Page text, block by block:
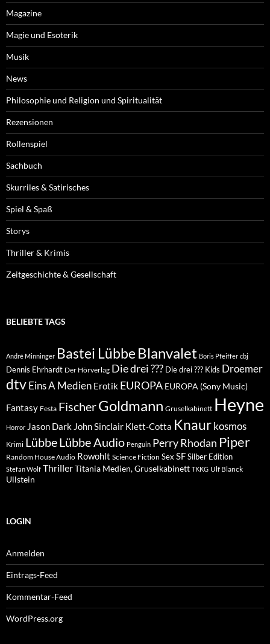
Magazine
Magie und Esoterik
Musik
News
Philosophie und Religion und Spiritualität
Rezensionen
Rollenspiel
Sachbuch
Skurriles & Satirisches
Spiel & Spaß
Storys
Thriller & Krimis
Zeitgeschichte & Gesellschaft
BELIEBTE TAGS
André Minninger Bastei Lübbe Blanvalet Boris Pfeiffer cbj
Dennis Ehrhardt Der Hörverlag Die drei ??? Die drei ??? Kids Droemer
dtvEins A Medien Erotik EUROPA EUROPA (Sony Music)
Fantasy Festa FischerGoldmann Gruselkabinett Heyne
Horror Jason Dark John Sinclair Klett-Cotta Knaur kosmos
Krimi LübbeLübbe Audio Penguin Perry Rhodan Piper
Random House Audio Rowohlt Science Fiction Sex SFSilber Edition
Stefan Wolf ThrillerTitania Medien, Gruselkabinett TKKG Ulf Blanck
Ullstein
LOGIN
Anmelden
Eintrags-Feed
Kommentar-Feed
WordPress.org